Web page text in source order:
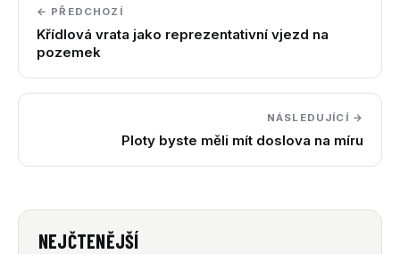
← PŘEDCHOZÍ
Křídlová vrata jako reprezentativní vjezd na
pozemek
NÁSLEDUJÍCÍ →
Ploty byste měli mít doslova na míru
NEJČTENĚJŠÍ